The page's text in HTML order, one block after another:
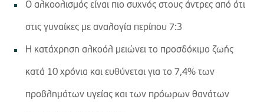
Ο αλκοολισμός είναι πιο συχνός στους άντρες από ότι
στις γυναίκες με αναλογία περίπου 7:3
Η κατάχρηση αλκοόλ μειώνει το προσδόκιμο ζωής
κατά 10 χρόνια και ευθύνεται για το 7,4% των
προβλημάτων υγείας και των πρόωρων θανάτων